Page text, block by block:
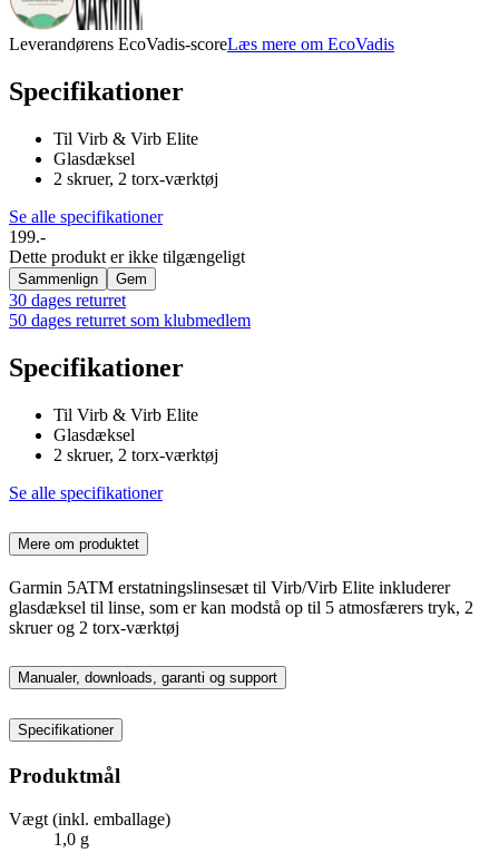
Leverandørens EcoVadis-scoreLæs mere om EcoVadis
Specifikationer
Til Virb & Virb Elite
Glasdæksel
2 skruer, 2 torx-værktøj
Se alle specifikationer
199.-
Dette produkt er ikke tilgængeligt
Sammenlign Gem
30 dages returret
50 dages returret som klubmedlem
Specifikationer
Til Virb & Virb Elite
Glasdæksel
2 skruer, 2 torx-værktøj
Se alle specifikationer
Mere om produktet
Garmin 5ATM erstatningslinsesæt til Virb/Virb Elite inkluderer
glasdæksel til linse, som er kan modstå op til 5 atmosfærers tryk, 2
skruer og 2 torx-værktøj
Manualer, downloads, garanti og support
Specifikationer
Produktmål
Vægt (inkl. emballage)
1,0 g